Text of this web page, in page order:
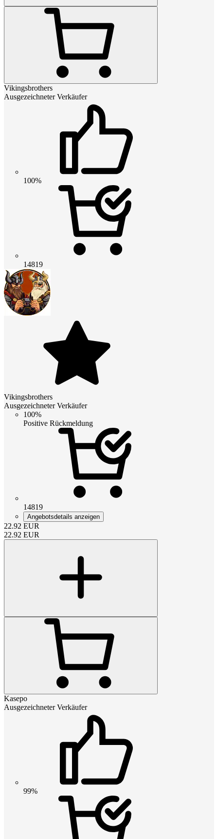
Vikingsbrothers
Ausgezeichneter Verkäufer
100%
14819
Vikingsbrothers
Ausgezeichneter Verkäufer
100%
Positive Rückmeldung
14819
Angebotsdetails anzeigen
22.92 EUR
22.92 EUR
Kasepo
Ausgezeichneter Verkäufer
99%